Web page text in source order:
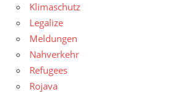
Klimaschutz
Legalize
Meldungen
Nahverkehr
Refugees
Rojava